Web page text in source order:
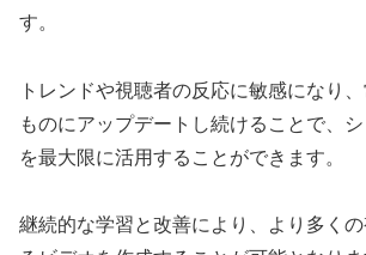
す。
トレンドや視聴者の反応に敏感になり
ものにアップデートし続けることで、
を最大限に活用することができます。
継続的な学習と改善により、より多く